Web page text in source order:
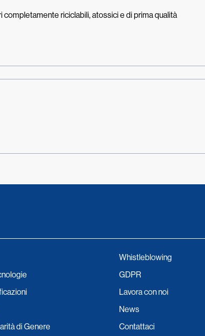
riciclabili, atossici e di prima qualità
di Genere
Whistleblowing
GDPR
Lavora con noi
News
Contattaci